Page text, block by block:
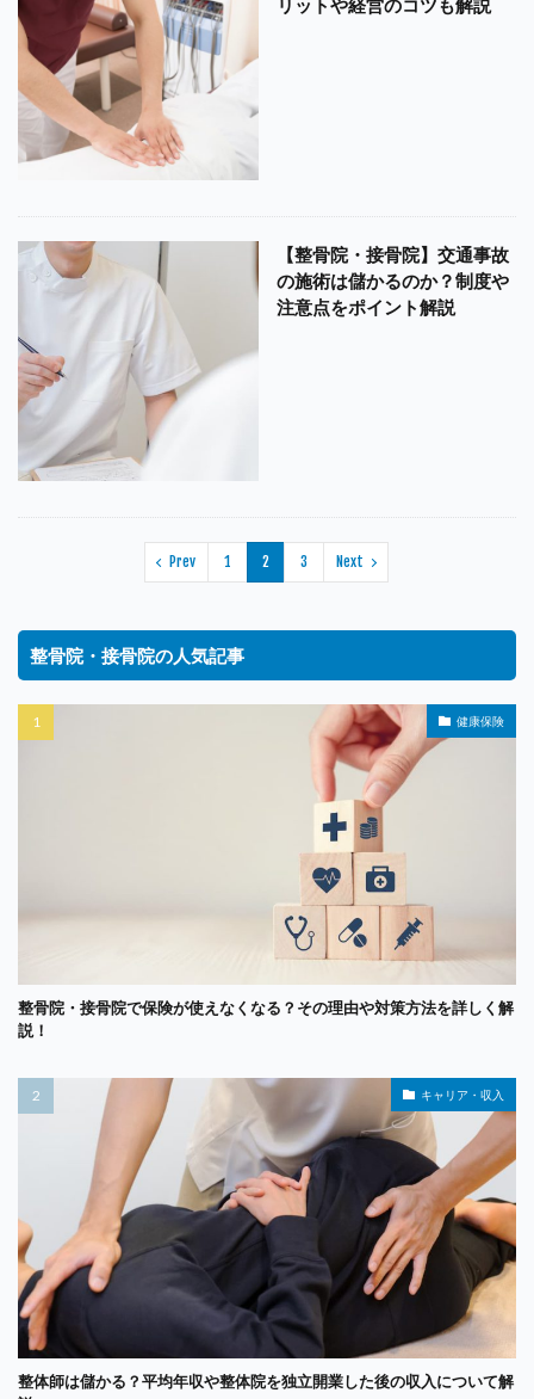
リットや経営のコツも解説
【整骨院・接骨院】交通事故
の施術は儲かるのか？制度や
注意点をポイント解説
Prev 1 2 3 Next
整骨院・接骨院の人気記事
健康保険
整骨院・接骨院で保険が使えなくなる？その理由や対策方法を詳しく解
説！
キャリア・収入
整体師は儲かる？平均年収や整体院を独立開業した後の収入について解